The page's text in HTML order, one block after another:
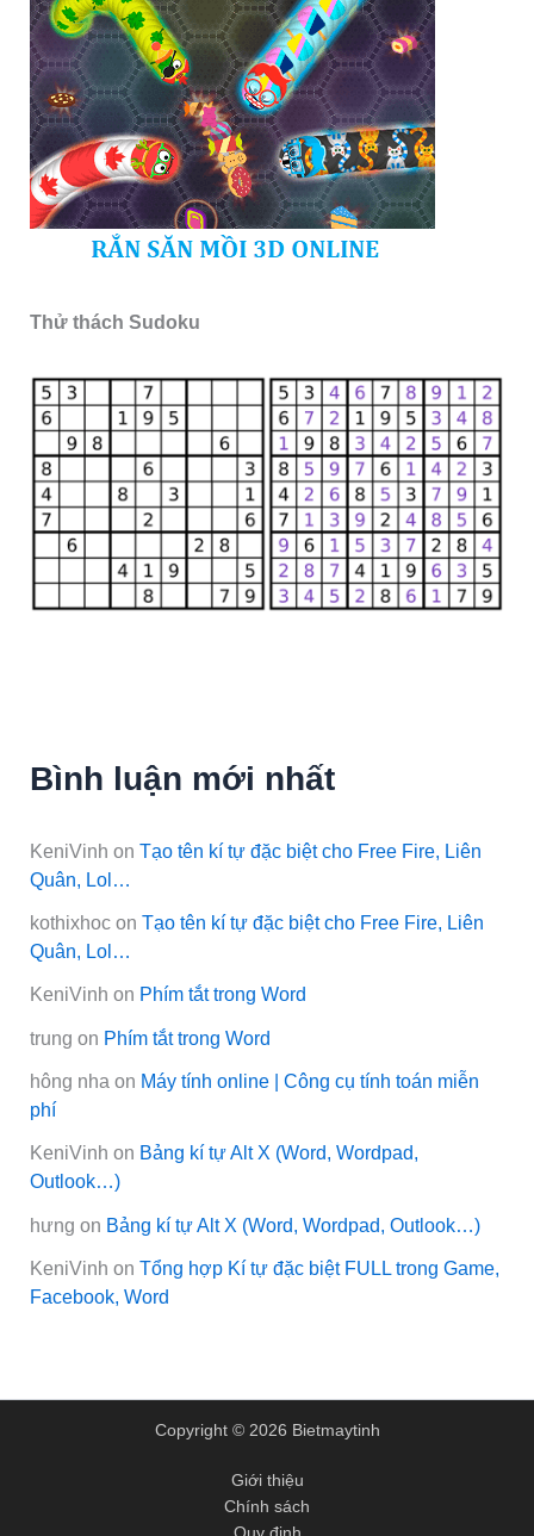
Thử thách Sudoku
Bình luận mới nhất
KeniVinh onTạo tên kí tự đặc biệt cho Free Fire, Liên
Quân, Lol…
kothixhoc onTạo tên kí tự đặc biệt cho Free Fire, Liên
Quân, Lol…
KeniVinh on Phím tắt trong Word
trung on Phím tắt trong Word
hông nha on Máy tính online | Công cụ tính toán miễn
phí
KeniVinh on Bảng kí tự Alt X (Word, Wordpad,
Outlook…)
hưng on Bảng kí tự Alt X (Word, Wordpad, Outlook…)
KeniVinh onTổng hợp Kí tự đặc biệt FULL trong Game,
Facebook, Word
Copyright © 2026 Bietmaytinh
Giới thiệu
Chính sách